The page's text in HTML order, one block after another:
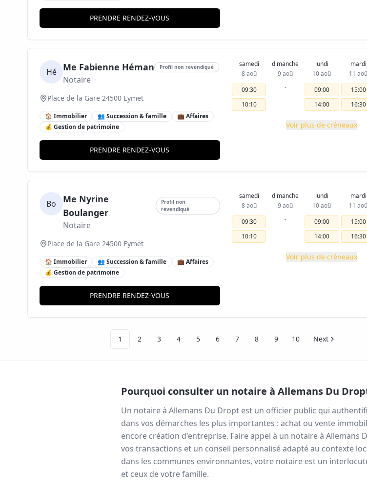
PRENDRE RENDEZ-VOUS
Hé Me Fabienne Héman Profil non revendiqué
Notaire
Place de la Gare 24500 Eymet
🏠 Immobilier 👥 Succession & famille
💼 Affaires
💰 Gestion de patrimoine
PRENDRE RENDEZ-VOUS
samedi
8 aoû
09:30
10:10
dimanche
9 aoû
-
lundi
10 aoû
09:00
14:00
mardi
11 aoû
15:00
16:30
Voir plus de créneaux
Bo
Me Nyrine
Boulanger
Profil non
revendiqué
Notaire
Place de la Gare 24500 Eymet
🏠 Immobilier 👥 Succession & famille
💼 Affaires
💰 Gestion de patrimoine
PRENDRE RENDEZ-VOUS
samedi
8 aoû
09:30
10:10
dimanche
9 aoû
-
lundi
10 aoû
09:00
14:00
mardi
11 aoû
15:00
16:30
Voir plus de créneaux
1 2 3 4 5 6 7 8 9 10 Next
Pourquoi consulter un notaire à Allemans Du
Un notaire à Allemans Du Dropt est un officier public qui
dans vos démarches les plus importantes : achat ou vente
encore création d'entreprise. Faire appel à un notaire à Allemans
vos transactions et un conseil personnalisé adapté au contexte
dans les communes environnantes, votre notaire est un
et ceux de votre famille.